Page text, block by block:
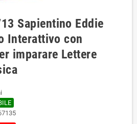
Sapientino Eddie
Interattivo con
imparare Lettere